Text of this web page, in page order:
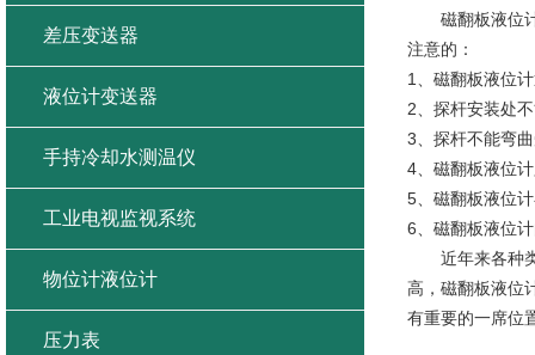
磁翻板液位计
注意的：
1、磁翻板液位
2、探杆安装处
3、探杆不能弯
4、磁翻板液位
5、磁翻板液位
6、磁翻板液位
近年来各种类
高，磁翻板液位
有重要的一席位
差压变送器
液位计变送器
手持冷却水测温仪
工业电视监视系统
物位计液位计
压力表